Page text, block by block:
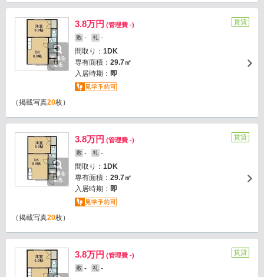
画像を
見る
3.8万円 (管理費 -)
敷 - 礼 -
間取り： 1DK
専有面積： 29.7㎡
入居時期： 即
賃貸
（掲載写真20枚）
画像を
見る
3.8万円 (管理費 -)
敷 - 礼 -
間取り： 1DK
専有面積： 29.7㎡
入居時期： 即
賃貸
（掲載写真20枚）
3.8万円 (管理費 -)
敷 - 礼 -
賃貸